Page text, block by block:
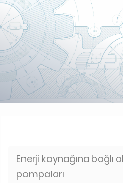
Enerji kaynağına bağlı
pompaları